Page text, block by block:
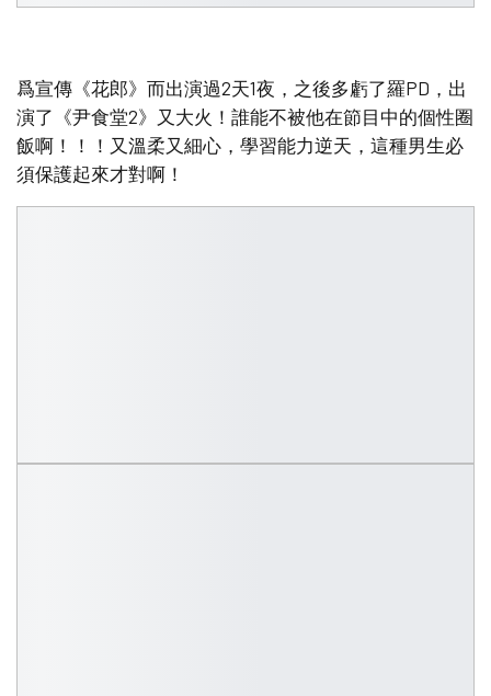
爲宣傳《花郎》而出演過2天1夜，之後多虧了羅PD，出
演了《尹食堂2》又大火！誰能不被他在節目中的個性圈
飯啊！！！又溫柔又細心，學習能力逆天，這種男生必
須保護起來才對啊！